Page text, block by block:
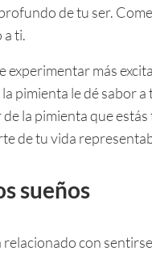
de tu ser.
a ti.
más
pimienta le dé sabor
la pimienta que
de tu vida
sueños
con